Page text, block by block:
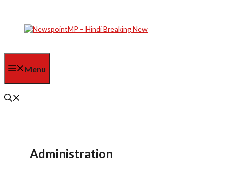
content
Menu
Administration